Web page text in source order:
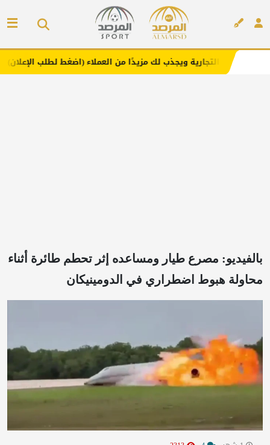
ويجذب لك مزيدًا من العملاء (اضغط لطلب الإعلان)
بالفيديو: مصرع طيار ومساعده إثر تحطم طائرة أثناء
محاولة هبوط اضطراري في الدومينيكان